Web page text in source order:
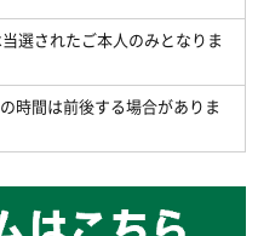
選されたご本人のみとなりま
時間は前後する場合がありま